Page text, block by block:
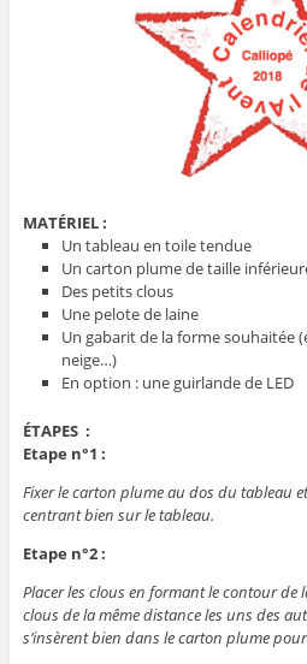
MATÉRIEL :
Un tableau en toile tendue
Un carton plume de taille
Des petits clous
Une pelote de laine
Un gabarit de la forme souhaitée
neige…)
En option : une guirlande de LED
ÉTAPES :
Etape n°1 :
Fixer le carton plume au dos du tableau
centrant bien sur le tableau.
Etape n°2 :
Placer les clous en formant le contour de
clous de la même distance les uns des
s’insèrent bien dans le carton plume